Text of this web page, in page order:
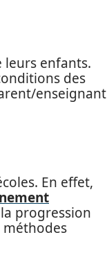
leurs enfants.
des
enseignant
En effet,
progression
méthodes